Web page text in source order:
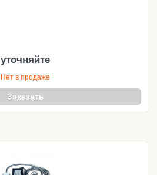
уточняйте
Нет в продаже
Заказать